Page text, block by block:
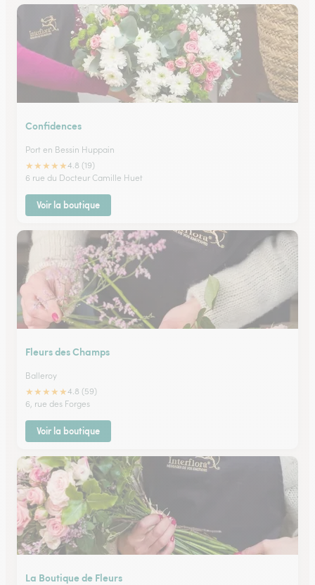
Confidences
Port en Bessin Huppain
★★★★★4.8 (19)
6 rue du Docteur Camille Huet
Voir la boutique
Fleurs des Champs
Balleroy
★★★★★4.8 (59)
6, rue des Forges
Voir la boutique
La Boutique de Fleurs